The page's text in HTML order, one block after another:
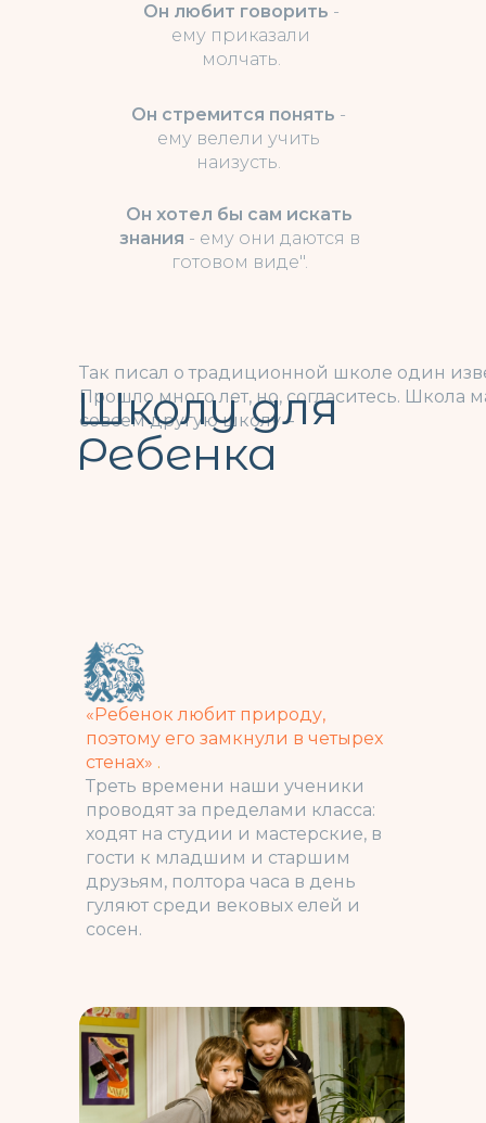
Так писал о традиционной школе один
Прошло много лет, но, согласитесь. Школа
совсем другую школу –
Школу для
Ребенка
«Ребенок любит природу,
поэтому его замкнули в четырех
стенах» .
Треть времени наши ученики
проводят за пределами класса:
ходят на студии и мастерские, в
гости к младшим и старшим
друзьям, полтора часа в день
гуляют среди вековых елей и
сосен.
Он хотел бы сам искать
знания - ему они даются в
готовом виде".
Он стремится понять -
ему велели учить
наизусть.
Он любит говорить -
ему приказали
молчать.